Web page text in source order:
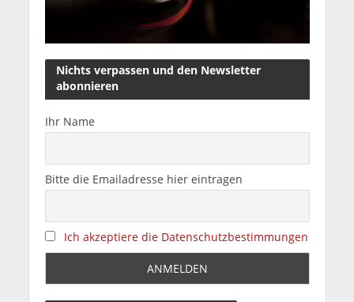
Nichts verpassen und den Newsletter
abonnieren
Ihr Name
Bitte die Emailadresse hier eintragen
Ich akzeptiere die Datenschutzbestimmungen